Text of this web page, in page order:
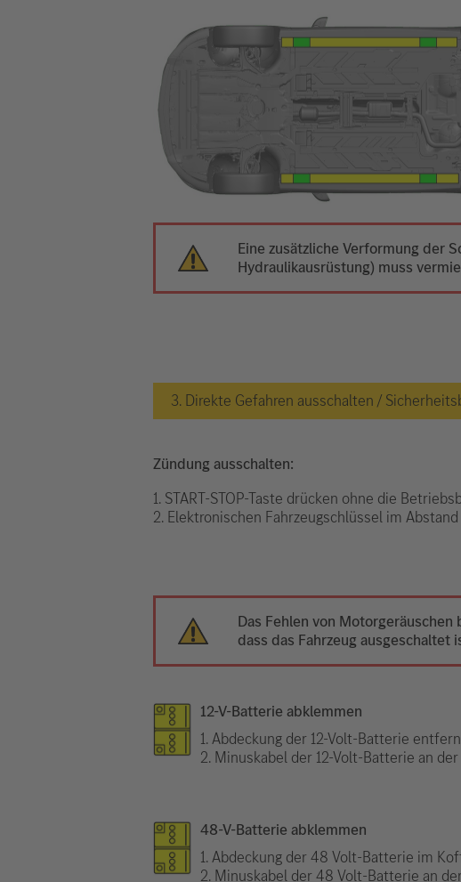
Eine zusätzliche Verformung der
Hydraulikausrüstung) muss
3. Direkte Gefahren ausschalten /
Zündung ausschalten:
1. START-STOP-Taste drücken ohne die
2. Elektronischen Fahrzeugschlüssel im
Das Fehlen von
dass das Fahrzeug ausgeschaltet
12-V-Batterie abklemmen
1. Abdeckung der 12-Volt-Batterie
2. Minuskabel der 12-Volt-Batterie an
48-V-Batterie abklemmen
1. Abdeckung der 48 Volt-Batterie im
2. Minuskabel der 48 Volt-Batterie an